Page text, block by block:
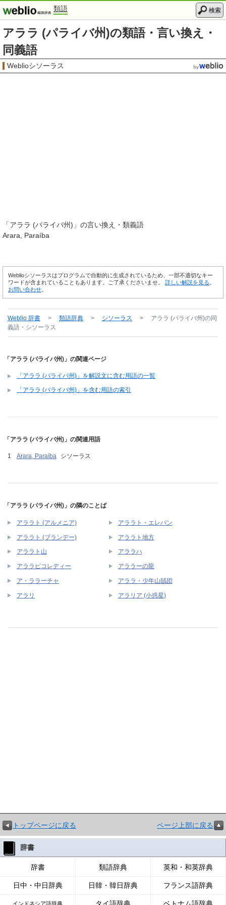
類語 検索
アララ (パライバ州)の類語・言い換え・
同義語
Weblioシソーラス
「アララ (パライバ州) 」の言い換え・類義語
Arara, Paraíba
Weblioシソーラスはプログラムで自動的に生成されているため、一部不適切なキー
ワードが含まれていることもあります。ご了承くださいませ。 詳しい解説を見る
お問い合わせ
Weblio 辞書 > 類語辞典 > シソーラス > アララ (パライバ州)の同
義語・シソーラス
「アララ (パライバ州)」の関連ページ
「アララ (パライバ州)」を解説文に含む用語の一覧
「アララ (パライバ州)」を含む用語の索引
「アララ (パライバ州)」の関連用語
Arara, Paraíba シソーラス
「アララ (パライバ州)」の隣のことば
アララト (アルメニア) アララト・エレバン
アララト (ブランデー) アララト地方
アララト山 アララハ
アララピコレディー アララーの龍
ア・ララーチャ アララ・少年山賊団
アラリ アラリア (小惑星)
トップページに戻る ページ上部に戻る
辞書
辞書 類語辞典 英和・和英辞典
日中・中日辞典 日韓・韓日辞典 フランス語辞典
インドネシア語辞典